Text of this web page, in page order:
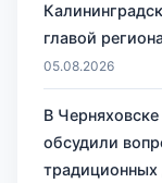
главой
05.08.2026
В
обсудили
традиционных